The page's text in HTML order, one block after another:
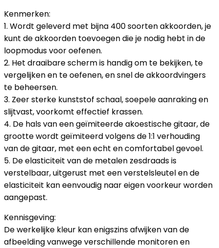
Kenmerken:
1. Wordt geleverd met bijna 400 soorten akkoorden, je
kunt de akkoorden toevoegen die je nodig hebt in de
loopmodus voor oefenen.
2. Het draaibare scherm is handig om te bekijken, te
vergelijken en te oefenen, en snel de akkoordvingers
te beheersen.
3. Zeer sterke kunststof schaal, soepele aanraking en
slijtvast, voorkomt effectief krassen.
4. De hals van een geïmiteerde akoestische gitaar, de
grootte wordt geïmiteerd volgens de 1:1 verhouding
van de gitaar, met een echt en comfortabel gevoel.
5. De elasticiteit van de metalen zesdraads is
verstelbaar, uitgerust met een verstelsleutel en de
elasticiteit kan eenvoudig naar eigen voorkeur worden
aangepast.
Kennisgeving:
De werkelijke kleur kan enigszins afwijken van de
afbeelding vanwege verschillende monitoren en